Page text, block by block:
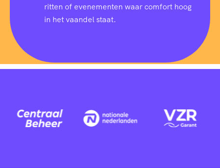
ritten of evenementen waar comfort hoog
in het vaandel staat.